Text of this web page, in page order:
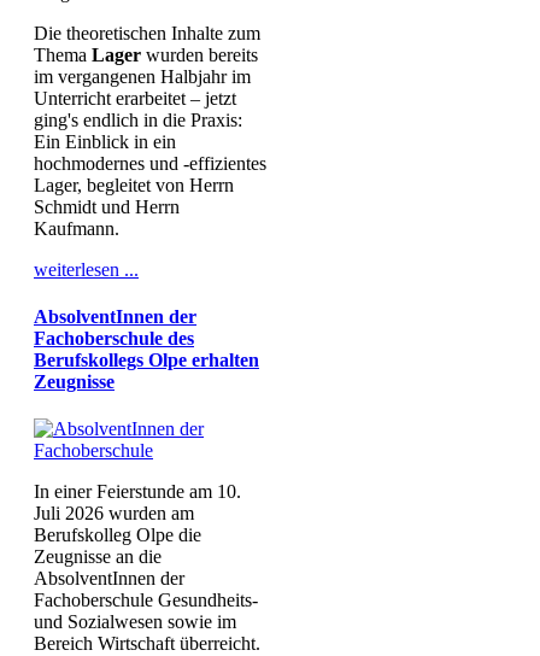
Die theoretischen Inhalte zum
Thema Lager wurden bereits
im vergangenen Halbjahr im
Unterricht erarbeitet – jetzt
ging's endlich in die Praxis:
Ein Einblick in ein
hochmodernes und -effizientes
Lager, begleitet von Herrn
Schmidt und Herrn
Kaufmann.
weiterlesen ...
AbsolventInnen der
Fachoberschule des
Berufskollegs Olpe erhalten
Zeugnisse
In einer Feierstunde am 10.
Juli 2026 wurden am
Berufskolleg Olpe die
Zeugnisse an die
AbsolventInnen der
Fachoberschule Gesundheits-
und Sozialwesen sowie im
Bereich Wirtschaft überreicht.